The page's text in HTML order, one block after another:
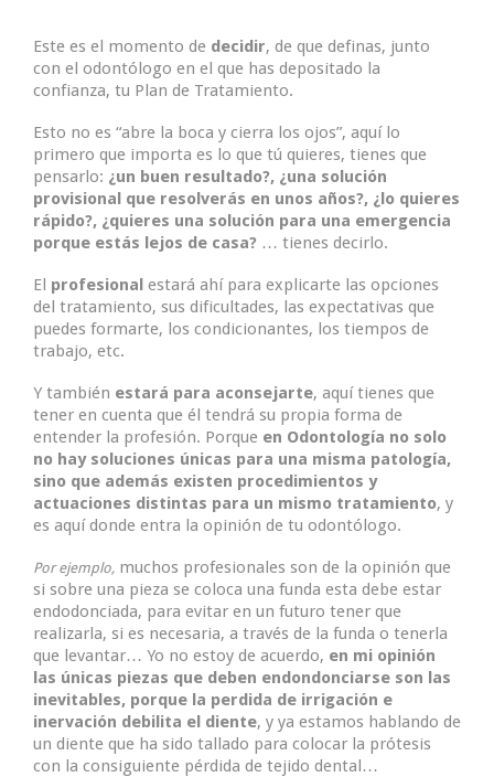
Este es el momento de decidir, de que definas, junto
con el odontólogo en el que has depositado la
confianza, tu Plan de Tratamiento.
Esto no es “abre la boca y cierra los ojos”, aquí lo
primero que importa es lo que tú quieres, tienes que
pensarlo: ¿un buen resultado?, ¿una solución
provisional que resolverás en unos años?, ¿lo quieres
rápido?, ¿quieres una solución para una emergencia
porque estás lejos de casa? … tienes decirlo.
El profesional estará ahí para explicarte las opciones
del tratamiento, sus dificultades, las expectativas que
puedes formarte, los condicionantes, los tiempos de
trabajo, etc.
Y también estará para aconsejarte, aquí tienes que
tener en cuenta que él tendrá su propia forma de
entender la profesión. Porque en Odontología no solo
no hay soluciones únicas para una misma patología,
sino que además existen procedimientos y
actuaciones distintas para un mismo tratamiento, y
es aquí donde entra la opinión de tu odontólogo.
Por ejemplo, muchos profesionales son de la opinión que
si sobre una pieza se coloca una funda esta debe estar
endodonciada, para evitar en un futuro tener que
realizarla, si es necesaria, a través de la funda o tenerla
que levantar… Yo no estoy de acuerdo, en mi opinión
las únicas piezas que deben endondonciarse son las
inevitables, porque la perdida de irrigación e
inervación debilita el diente, y ya estamos hablando de
un diente que ha sido tallado para colocar la prótesis
con la consiguiente pérdida de tejido dental…